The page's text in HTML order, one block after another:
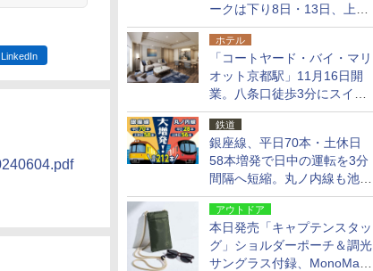
ークは下り8日・13日、上り
14日・15日
ホテル
「コートヤード・バイ・マリ
オット京都駅」11月16日開
業。八条口徒歩3分にスイー
ト含む全270室、ダイニング
も併設
鉄道
銀座線、平日70本・土休日
58本増発で日中の運転を3分
間隔へ短縮。丸ノ内線も池袋
～中野坂上を4分間隔に
アウトドア
本日発売「キャプテンスタッ
グ」ショルダーポーチ＆調光
サングラス付録、MonoMax
LinkedIn